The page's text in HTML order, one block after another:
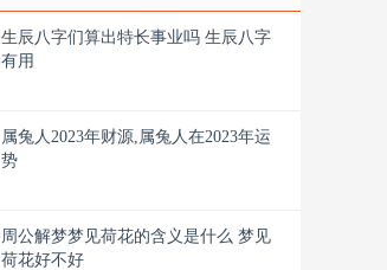
生辰八字们算出特长事业吗 生辰八字
有用
属兔人2023年财源,属兔人在2023年运
势
周公解梦梦见荷花的含义是什么 梦见
荷花好不好